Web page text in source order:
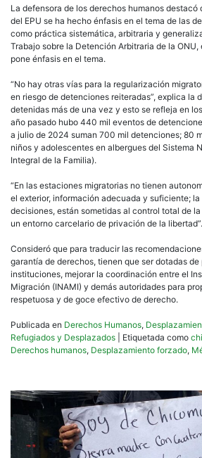
La defensora de los derechos humanos destacó
del EPU se ha hecho énfasis en el tema de las
como práctica sistemática, arbitraria y
Trabajo sobre la Detención Arbitraria de la
pone énfasis en el tema.
“No hay otras vías para la regularización
en riesgo de detenciones reiteradas”, explica la
detenidas más de una vez y esto se refleja en
año pasado hubo 440 mil eventos de
a julio de 2024 suman 700 mil detenciones; 80
niños y adolescentes en albergues del Sistema
Integral de la Familia).
“En las estaciones migratorias no tienen
el exterior, información adecuada y suficiente;
decisiones, están sometidas al control total de
un entorno carcelario de privación de la libertad”.
Consideró que para traducir las
garantía de derechos, tienen que ser dotadas de
instituciones, mejorar la coordinación entre el
Migración (INAMI) y demás autoridades para
respetuosa y de goce efectivo de derecho.
Publicada en Derechos Humanos,
Refugiados y Desplazados
Etiquetada como
Derechos humanos, Desplazamiento forzado,